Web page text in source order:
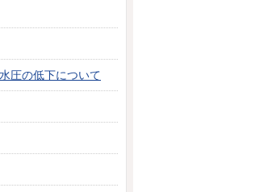
圧の低下について